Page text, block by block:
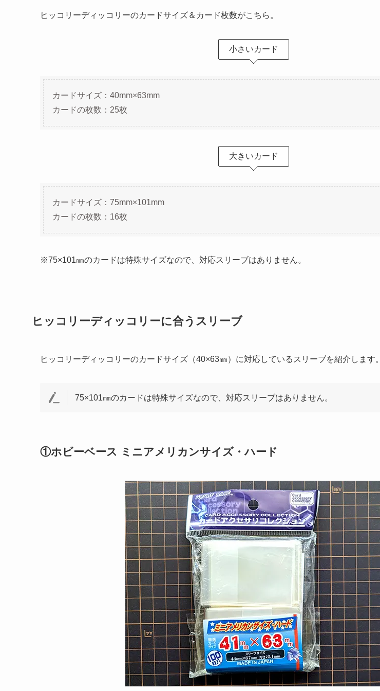
ヒッコリーディッコリーのカードサイズ＆カード枚数がこちら。
小さいカード
カードサイズ：40mm×63mm
カードの枚数：25枚
大きいカード
カードサイズ：75mm×101mm
カードの枚数：16枚
※75×101㎜のカードは特殊サイズなので、対応スリーブはありません。
ヒッコリーディッコリーに合うスリーブ
ヒッコリーディッコリーのカードサイズ（40×63㎜）に対応しているスリーブを紹介します。
75×101㎜のカードは特殊サイズなので、対応スリーブはありません。
①ホビーベース ミニアメリカンサイズ・ハード